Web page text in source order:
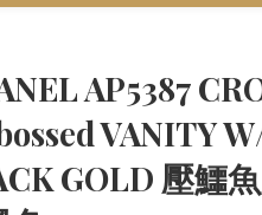
AP5387
VANITY
GOLD 壓鱷